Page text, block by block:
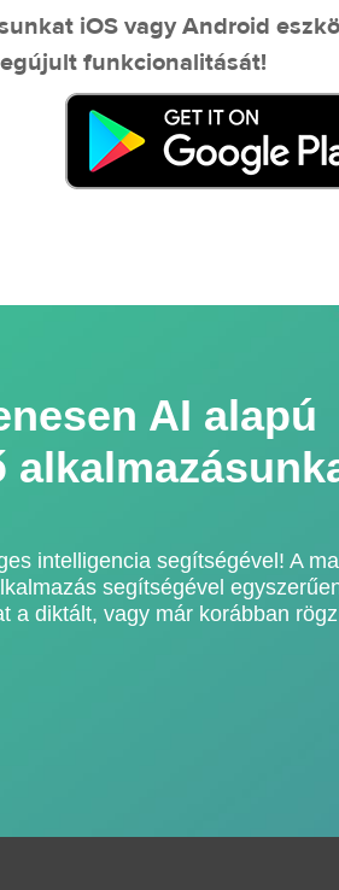
iOS vagy Android
funkcionalitását!
AI alapú
intelligencia segítségével! A
segítségével
a diktált, vagy már korábban